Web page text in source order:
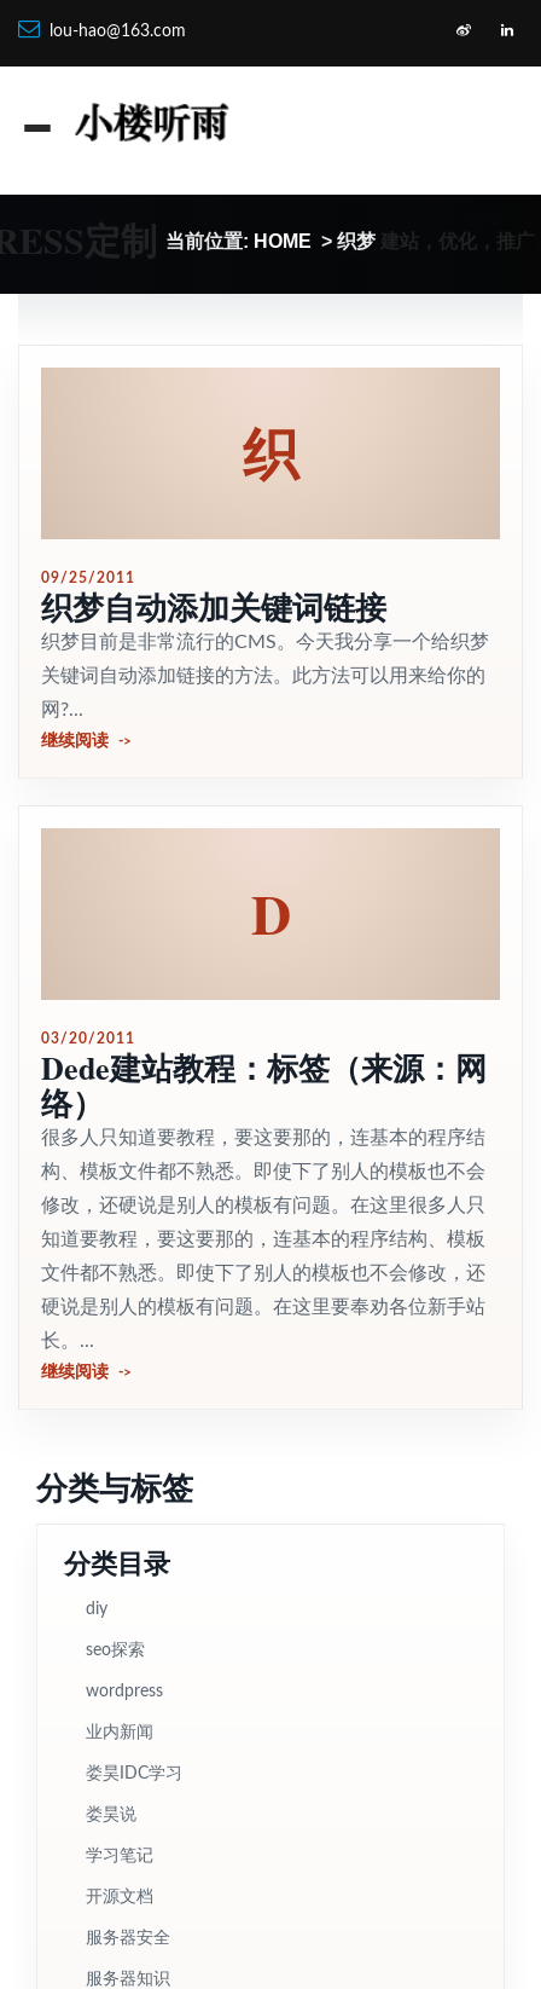
lou-hao@163.com
定制 当前位置: HOME > 织梦 建站，优化，推广
织
09/25/2011
织梦自动添加关键词链接
织梦目前是非常流行的CMS。今天我分享一个给织梦
关键词自动添加链接的方法。此方法可以用来给你的
网?...
继续阅读
D
03/20/2011
Dede建站教程：标签（来源：网
络）
很多人只知道要教程，要这要那的，连基本的程序结
构、模板文件都不熟悉。即使下了别人的模板也不会
修改，还硬说是别人的模板有问题。在这里很多人只
知道要教程，要这要那的，连基本的程序结构、模板
文件都不熟悉。即使下了别人的模板也不会修改，还
硬说是别人的模板有问题。在这里要奉劝各位新手站
长。...
继续阅读
分类与标签
分类目录
diy
seo探索
wordpress
业内新闻
娄昊IDC学习
娄昊说
学习笔记
开源文档
服务器安全
服务器知识